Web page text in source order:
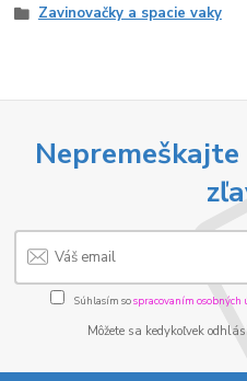
Zavinovačky a spacie vaky
Nepremeškajte
Súhlasím sospracovaním osobných
Môžete sa kedykoľvek